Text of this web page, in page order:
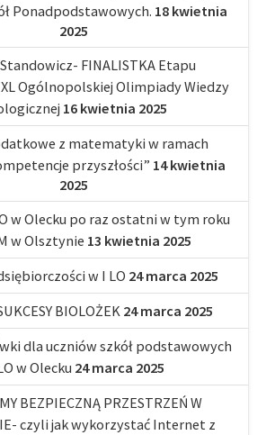
Ponadpodstawowych. 18 kwietnia
2025
FINALISTKA Etapu
Ogólnopolskiej Olimpiady Wiedzy
16 kwietnia 2025
z matematyki w ramach
przyszłości” 14 kwietnia
2025
w Olecku po raz ostatni w tym roku
w Olsztynie 13 kwietnia 2025
w I LO 24 marca 2025
BIOLOŻEK 24 marca 2025
dla uczniów szkół podstawowych
w Olecku 24 marca 2025
BEZPIECZNĄ PRZESTRZEŃ W
czyli jak wykorzystać Internet z